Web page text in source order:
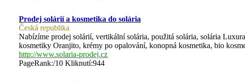
Prodej solárií a kosmetika do solária
Česká republika
Nabízíme prodej solárií, vertikální solária, použitá solária, solária
kosmetiky Oranjito, krémy po opalování, konopná kosmetika, bio
http://www.solaria-prodej.cz
PageRank:/10 Kliknutí:944